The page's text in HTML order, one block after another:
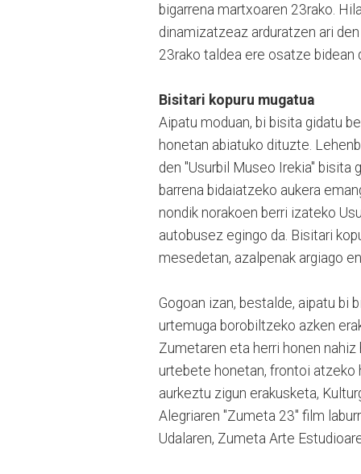
bigarrena martxoaren 23rako.
dinamizatzeaz arduratzen ari
23rako taldea ere osatze bidean
Bisitari kopuru mugatua
Aipatu moduan, bi bisita gidatu
honetan abiatuko dituzte.
den "Usurbil Museo Irekia" bisita
barrena bidaiatzeko aukera
nondik norakoen berri izateko
autobusez egingo da. Bisitari
mesedetan, azalpenak argiago
Gogoan izan, bestalde, aipatu bi
urtemuga borobiltzeko azken
Zumetaren eta herri honen
urtebete honetan, frontoi atzeko
aurkeztu zigun erakusketa,
Alegriaren "Zumeta 23" film
Udalaren, Zumeta Arte